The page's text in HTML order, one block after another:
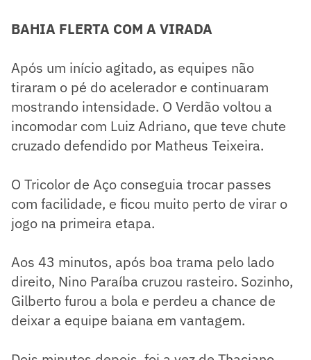
BAHIA FLERTA COM A VIRADA
Após um início agitado, as equipes não
tiraram o pé do acelerador e continuaram
mostrando intensidade. O Verdão voltou a
incomodar com Luiz Adriano, que teve chute
cruzado defendido por Matheus Teixeira.
O Tricolor de Aço conseguia trocar passes
com facilidade, e ficou muito perto de virar o
jogo na primeira etapa.
Aos 43 minutos, após boa trama pelo lado
direito, Nino Paraíba cruzou rasteiro. Sozinho,
Gilberto furou a bola e perdeu a chance de
deixar a equipe baiana em vantagem.